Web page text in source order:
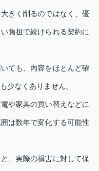
きく削るのではなく、優
負担で続けられる契約に
ても、内容をほとんど確
少なくありません。
や家具の買い替えなどに
は数年で変化する可能性
、実際の損害に対して保